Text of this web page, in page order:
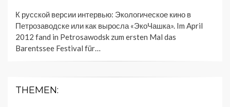
К русской версии интервью: Экологическое кино в
Петрозаводске или как выросла «ЭкоЧашка». Im April
2012 fand in Petrosawodsk zum ersten Mal das
Barentssee Festival für…
THEMEN: